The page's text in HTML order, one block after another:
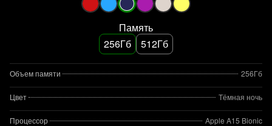
Память
256Гб
512Гб
Объем памяти 256Гб
Цвет Тёмная ночь
Процессор Apple A15 Bionic